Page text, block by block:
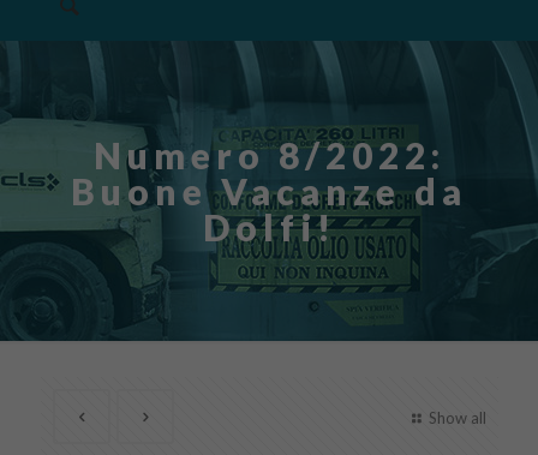
Numero 8/2022:
Buone Vacanze da
Dolfi!
Show all